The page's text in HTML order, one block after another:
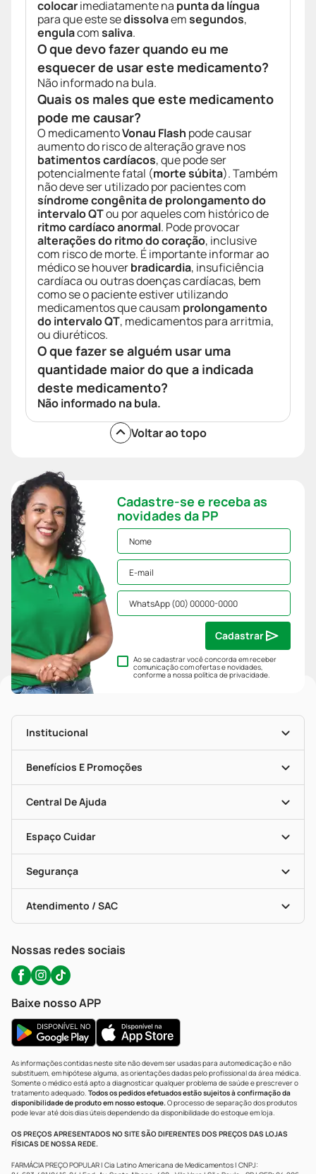
colocarimediatamente na punta da língua
para que este sedissolvaemsegundos,
engulacomsaliva.
O que devo fazer quando eu me
esquecer de usar este medicamento?
Não informado na bula.
Quais os males que este medicamento
pode me causar?
O medicamentoVonau Flash pode causar
aumento do risco de alteração grave nos
batimentos cardíacos, que pode ser
potencialmente fatal (morte súbita). Também
não deve ser utilizado por pacientes com
síndrome congênita de prolongamento do
intervalo QTou por aqueles com histórico de
ritmo cardíaco anormal. Pode provocar
alterações do ritmo do coração, inclusive
com risco de morte. É importante informar ao
médico se houverbradicardia, insuficiência
cardíaca ou outras doenças cardíacas, bem
como se o paciente estiver utilizando
medicamentos que causam prolongamento
do intervalo QT, medicamentos para arritmia,
ou diuréticos.
O que fazer se alguém usar uma
quantidade maior do que a indicada
deste medicamento?
Não informado na bula.
Voltar ao topo
Cadastre-se e receba as
novidades da PP
Ao se cadastrar você concorda em receber
comunicação com ofertas e novidades,
conforme a nossapolítica de privacidade.
Cadastrar
Institucional
Nossas Lojas
Mapa De Categorias
Blog Da PP
Seja Uma Loja Parceira
Benefícios E Promoções
Convênios
Programa Popular Do Brasil
Encarte De Ofertas
Dermaclub
Descontos De Laboratório (PBM)
Cupons E Ofertas
Central De Ajuda
Recompra Programada
Compras Com Receita
Alomed (tele-Entrega)
Formas De Pagamento
Troca E Devolução
Bulas De A A Z
Políticas De Marketplace
Espaço Cuidar
Serviços Farmacêuticos
Testes Rápidos
Autoteste Covid-19
Segurança
Portal Da Privacidade
Atendimento / SAC
Nossas redes sociais
Baixe nosso APP
As informações contidas neste site não devem ser usadas para automedicação e não
substituem, em hipótese alguma, as orientações dadas pelo profissional da área médica.
Somente o médico está apto a diagnosticar qualquer problema de saúde e prescrever o
tratamento adequado. Todos os pedidos efetuados estão sujeitos à confirmação da
disponibilidade de produto em nosso estoque.O processo de separação dos produtos
pode levar até dois dias úteis dependendo da disponibilidade do estoque em loja.
OS PREÇOS APRESENTADOS NO SITE SÃO DIFERENTES DOS PREÇOS DAS LOJAS
FÍSICAS DE NOSSA REDE.
FARMÁCIA PREÇO POPULAR | Cia Latino Americana de Medicamentos | CNPJ: